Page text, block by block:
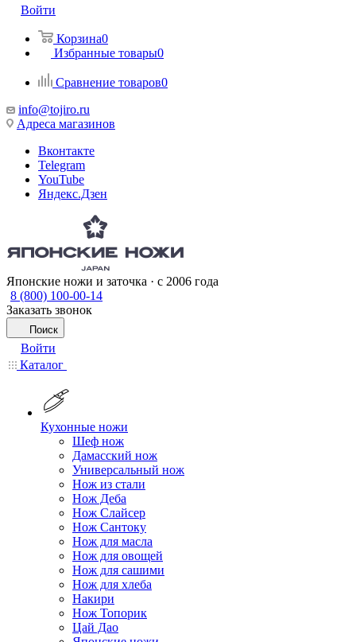
Войти
Корзина0
Избранные товары0
Сравнение товаров0
info@tojiro.ru
Адреса магазинов
Вконтакте
Telegram
YouTube
Яндекс.Дзен
Японские ножи и заточка · с 2006 года
8 (800) 100-00-14
Заказать звонок
Поиск
Войти
Каталог
Кухонные ножи
Шеф нож
Дамасский нож
Универсальный нож
Нож из стали
Нож Деба
Нож Слайсер
Нож Сантоку
Нож для масла
Нож для овощей
Нож для сашими
Нож для хлеба
Накири
Нож Топорик
Цай Дао